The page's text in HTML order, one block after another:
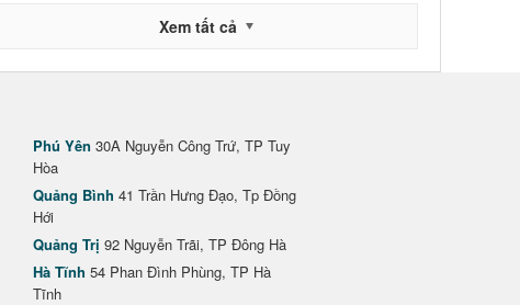
Xem tất cả
Phú Yên 30A Nguyễn Công Trứ, TP Tuy
Hòa
Quảng Bình 41 Trần Hưng Đạo, Tp Đồng
Hới
Quảng Trị 92 Nguyễn Trãi, TP Đông Hà
Hà Tĩnh 54 Phan Đình Phùng, TP Hà
Tĩnh